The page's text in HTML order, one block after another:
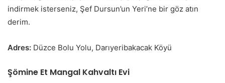
indirmek isterseniz, Şef Dursun’un Yeri’ne bir göz atın
derim.
Adres: Düzce Bolu Yolu, Darıyeribakacak Köyü
Şömine Et Mangal Kahvaltı Evi